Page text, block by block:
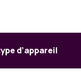
d’appareil